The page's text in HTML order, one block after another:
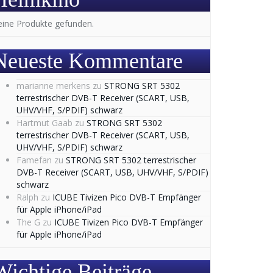
Produkte gefunden.
Kommentare
marianne merkens zu STRONG SRT 5302
terrestrischer DVB-T Receiver (SCART, USB,
UHV/VHF, S/PDIF) schwarz
Hartmut Gaab zu STRONG SRT 5302
terrestrischer DVB-T Receiver (SCART, USB,
UHV/VHF, S/PDIF) schwarz
Famefan zu STRONG SRT 5302 terrestrischer
DVB-T Receiver (SCART, USB, UHV/VHF, S/PDIF)
schwarz
Ralph zu ICUBE Tivizen Pico DVB-T Empfänger
für Apple iPhone/iPad
The G zu ICUBE Tivizen Pico DVB-T Empfänger
für Apple iPhone/iPad